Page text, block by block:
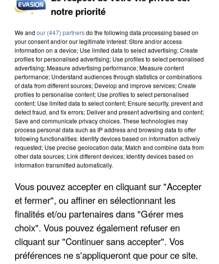
MAFIA INTERPELLÉ EN ALGÉRIE
UN SECOND CADRE DE LA DZ MAFIA
INTERPELLÉ EN ALGÉRIE
notre priorité
We and our (447) partnersdo the following data processing based on
your consent and/or our legitimate interest: Store and/or access
information on a device; Use limited data to select advertising; Create
profiles for personalised advertising; Use profiles to select personalised
advertising; Measure advertising performance; Measure content
performance; Understand audiences through statistics or combinations
of data from different sources; Develop and improve services; Create
profiles to personalise content; Use profiles to select personalised
content; Use limited data to select content; Ensure security, prevent and
detect fraud, and fix errors; Deliver and present advertising and content;
Save and communicate privacy choices. These technologies may
process personal data such as IP address and browsing data to offer
following functionalities: Identify devices based on information actively
requested; Use precise geolocation data; Match and combine data from
other data sources; Link different devices; Identify devices based on
information transmitted automatically.
Vous pouvez accepter en cliquant sur "Accepter
et fermer", ou affiner en sélectionnant les
finalités et/ou partenaires dans "Gérer mes
choix". Vous pouvez également refuser en
cliquant sur "Continuer sans accepter". Vos
préférences ne s'appliqueront que pour ce site.